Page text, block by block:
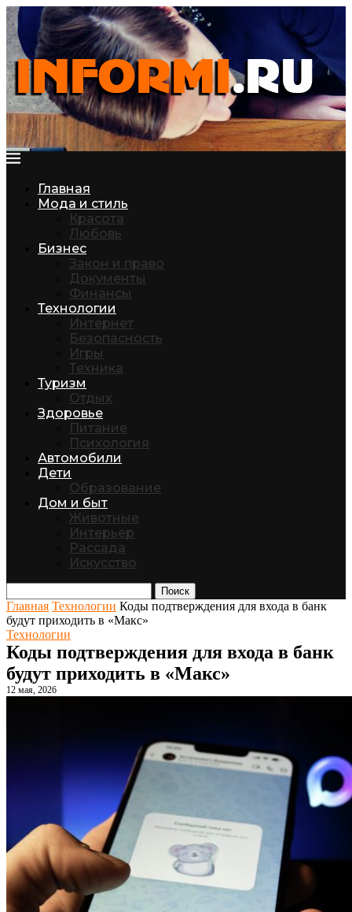
Главная
Мода и стиль
Красота
Любовь
Бизнес
Закон и право
Документы
Финансы
Технологии
Интернет
Безопасность
Игры
Техника
Туризм
Отдых
Здоровье
Питание
Психология
Автомобили
Дети
Образование
Дом и быт
Животные
Интерьер
Рассада
Искусство
Поиск
Главная Технологии Коды подтверждения для входа в банк
будут приходить в «Макс»
Технологии
Коды подтверждения для входа в банк
будут приходить в «Макс»
12 мая, 2026